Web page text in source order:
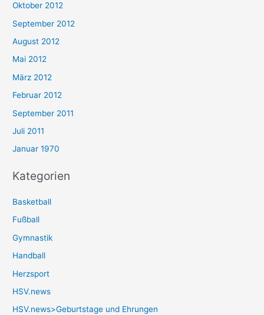
Oktober 2012
September 2012
August 2012
Mai 2012
März 2012
Februar 2012
September 2011
Juli 2011
Januar 1970
Kategorien
Basketball
Fußball
Gymnastik
Handball
Herzsport
HSV.news
HSV.news>Geburtstage und Ehrungen